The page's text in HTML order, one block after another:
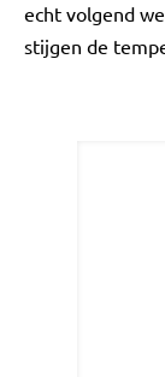
echt volgend
stijgen de